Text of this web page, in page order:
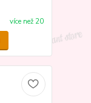
více než 20